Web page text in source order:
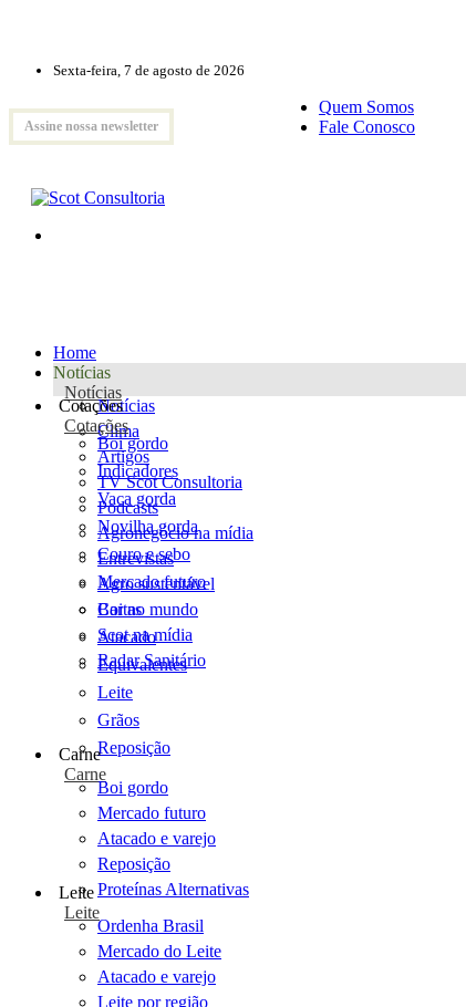
Sexta-feira, 7 de agosto de 2026
Assine nossa newsletter
Quem Somos
Fale Conosco
Home
Notícias
Notícias
Notícias
Clima
Artigos
TV Scot Consultoria
Podcasts
Agronegócio na mídia
Entrevistas
Agro sustentável
Cartas
Scot na mídia
Radar Sanitário
Cotações
Cotações
Boi gordo
Indicadores
Vaca gorda
Novilha gorda
Couro e sebo
Mercado futuro
Boi no mundo
Atacado
Equivalentes
Leite
Grãos
Reposição
Carne
Carne
Boi gordo
Mercado futuro
Atacado e varejo
Reposição
Proteínas Alternativas
Leite
Leite
Ordenha Brasil
Mercado do Leite
Atacado e varejo
Leite por região